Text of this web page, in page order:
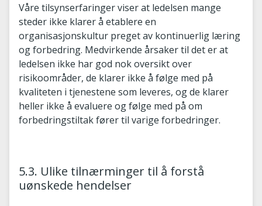
Våre tilsynserfaringer viser at ledelsen mange
steder ikke klarer å etablere en
organisasjonskultur preget av kontinuerlig læring
og forbedring. Medvirkende årsaker til det er at
ledelsen ikke har god nok oversikt over
risikoområder, de klarer ikke å følge med på
kvaliteten i tjenestene som leveres, og de klarer
heller ikke å evaluere og følge med på om
forbedringstiltak fører til varige forbedringer.
5.3. Ulike tilnærminger til å forstå
uønskede hendelser